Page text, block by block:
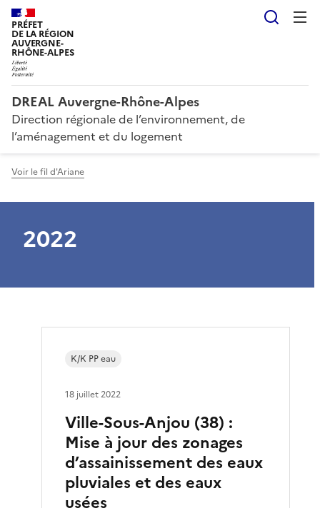
PRÉFET
DE LA RÉGION
AUVERGNE-
RHÔNE-ALPES
DREAL Auvergne-Rhône-Alpes
Direction régionale de l’environnement, de
l’aménagement et du logement
Voir le fil d'Ariane
2022
Ville-Sous-Anjou (38) :
Mise à jour des zonages
d’assainissement des eaux
pluviales et des eaux
usées
K/K PP eau
18 juillet 2022